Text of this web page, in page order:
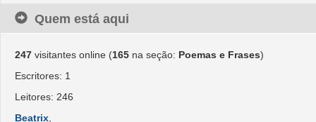
Quem está aqui
247 visitantes online (165 na seção: Poemas e Frases)
Escritores: 1
Leitores: 246
Beatrix